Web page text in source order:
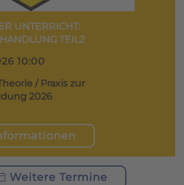
UNTERRICHT:
TEIL2
10:00
/ Praxis zur
2026
Weitere Termine